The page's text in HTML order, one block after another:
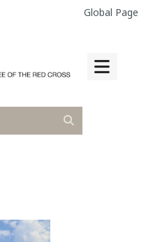
Global Page